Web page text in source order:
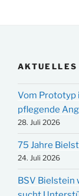
AKTUELLES
Vom Prototyp
pflegende
28. Juli 2026
75 Jahre
24. Juli 2026
BSV Bielstein